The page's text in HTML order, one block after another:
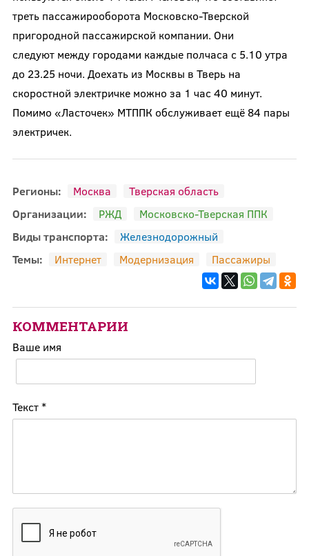
треть пассажирооборота Московско-Тверской
пригородной пассажирской компании. Они
следуют между городами каждые полчаса с 5.10 утра
до 23.25 ночи. Доехать из Москвы в Тверь на
скоростной электричке можно за 1 час 40 минут.
Помимо «Ласточек» МТППК обслуживает ещё 84 пары
электричек.
Регионы: Москва
Тверская область
Организации:
РЖД
Московско-Тверская ППК
Виды транспорта:
Железнодорожный
Темы:
Интернет Модернизация Пассажиры
КОММЕНТАРИИ
Ваше имя
Текст *